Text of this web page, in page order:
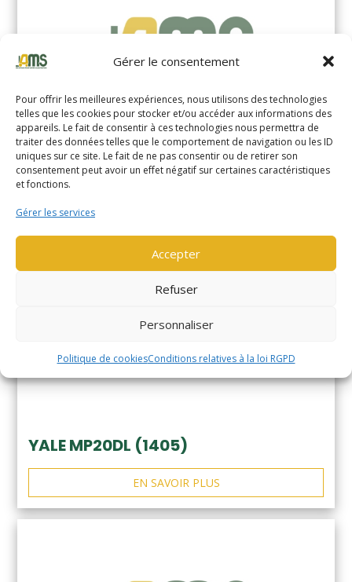
Gérer le consentement
Pour offrir les meilleures expériences, nous utilisons des technologies
telles que les cookies pour stocker et/ou accéder aux informations des
appareils. Le fait de consentir à ces technologies nous permettra de
traiter des données telles que le comportement de navigation ou les ID
uniques sur ce site. Le fait de ne pas consentir ou de retirer son
consentement peut avoir un effet négatif sur certaines caractéristiques
et fonctions.
Gérer les services
Accepter
Refuser
Personnaliser
Politique de cookiesConditions relatives à la loi RGPD
YALE MS14XIL (2510)
YALE MP20DL (1405)
EN SAVOIR PLUS